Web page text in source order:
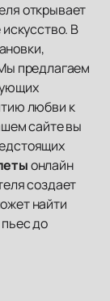
открывает
В
предлагаем
любви к
сайте вы
онлайн
создает
найти
до